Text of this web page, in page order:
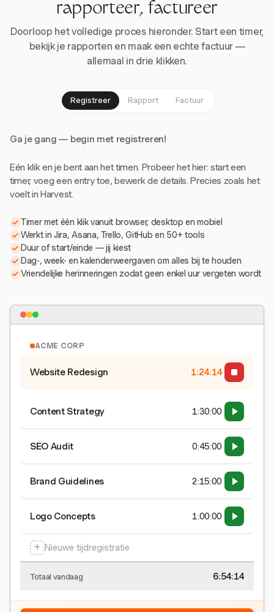
rapporteer, factureer
Doorloop het volledige proces hieronder. Start een timer,
bekijk je rapporten en maak een echte factuur —
allemaal in drie klikken.
Registreer Rapport Factuur
Ga je gang — begin met registreren!
Eén klik en je bent aan het timen. Probeer het hier: start een
timer, voeg een entry toe, bewerk de details. Precies zoals het
voelt in Harvest.
Timer met één klik vanuit browser, desktop en mobiel
Werkt in Jira, Asana, Trello, GitHub en 50+ tools
Duur of start/einde — jij kiest
Dag-, week- en kalenderweergaven om alles bij te houden
Vriendelijke herinneringen zodat geen enkel uur vergeten wordt
ACME CORP
Website Redesign 1:24:15
Content Strategy 1:30:00
SEO Audit 0:45:00
Brand Guidelines 2:15:00
Logo Concepts 1:00:00
+ Nieuwe tijdregistratie
Totaal vandaag 6:54:15